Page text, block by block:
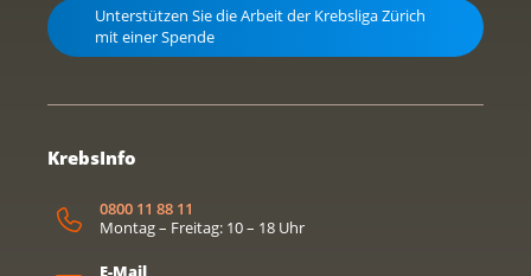
Unterstützen Sie die Arbeit der Krebsliga Zürich
mit einer Spende
KrebsInfo
0800 11 88 11
Montag – Freitag: 10 – 18 Uhr